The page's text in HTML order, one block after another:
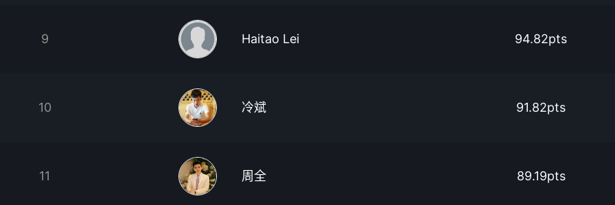
9 Haitao Lei 94.82pts
10 冷斌 91.82pts
11 周全 89.19pts